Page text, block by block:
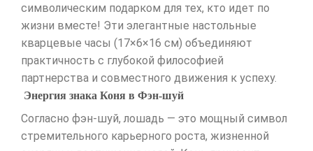
символическим подарком для тех, кто идет по
жизни вместе! Эти элегантные настольные
кварцевые часы (17×6×16 см) объединяют
практичность с глубокой философией
партнерства и совместного движения к успеху.
Энергия знака Коня в Фэн-шуй
Согласно фэн-шуй, лошадь — это мощный символ
стремительного карьерного роста, жизненной